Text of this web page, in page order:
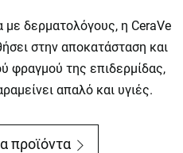
δερματολόγους, η CeraVe
στην αποκατάσταση και
φραγμού της επιδερμίδας,
απαλό και υγιές.
προϊόντα